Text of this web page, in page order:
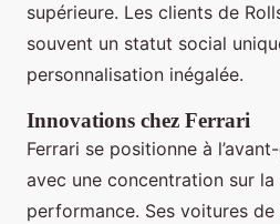
supérieure. Les clients de
souvent un statut social
personnalisation inégalée.
Innovations chez Ferrari
Ferrari se positionne à
avec une concentration sur
performance. Ses voitures